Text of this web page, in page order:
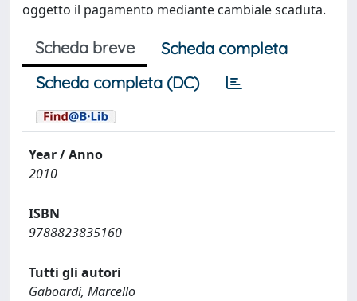
oggetto il pagamento mediante cambiale scaduta.
Scheda breve
Scheda completa
Scheda completa (DC)
Year / Anno
2010
ISBN
9788823835160
Tutti gli autori
Gaboardi, Marcello